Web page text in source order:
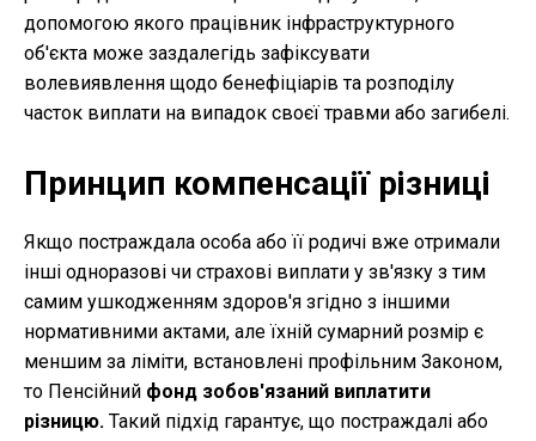
допомогою якого працівник інфраструктурного
об'єкта може заздалегідь зафіксувати
волевиявлення щодо бенефіціарів та розподілу
часток виплати на випадок своєї травми або загибелі.
Принцип компенсації різниці
Якщо постраждала особа або її родичі вже отримали
інші одноразові чи страхові виплати у зв'язку з тим
самим ушкодженням здоров'я згідно з іншими
нормативними актами, але їхній сумарний розмір є
меншим за ліміти, встановлені профільним Законом,
то Пенсійний фонд зобов'язаний виплатити
різницю. Такий підхід гарантує, що постраждалі або